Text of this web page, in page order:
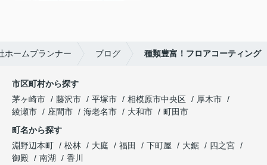
ホームプランナー ブログ 種類豊富！フロアコーティング
市区町村から探す
茅ヶ崎市
藤沢市 平塚市 相模原市中央区
厚木市
綾瀬市
座間市 海老名市 大和市
町田市
町名から探す
淵野辺本町
松林 大庭 福田 下町屋 大鋸
四之宮
御殿
南湖
香川